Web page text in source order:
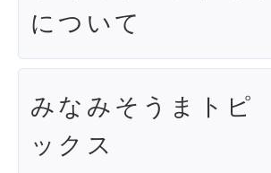
について
みなみそうまトピ
ックス